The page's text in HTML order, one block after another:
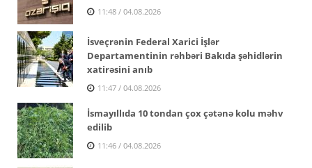
11:48 / 04.08.2026
İsveçrənin Federal Xarici İşlər
Departamentinin rəhbəri Bakıda şəhidlərin
xatirəsini anıb
11:47 / 04.08.2026
İsmayıllıda 10 tondan çox çətənə kolu məhv
edilib
11:46 / 04.08.2026